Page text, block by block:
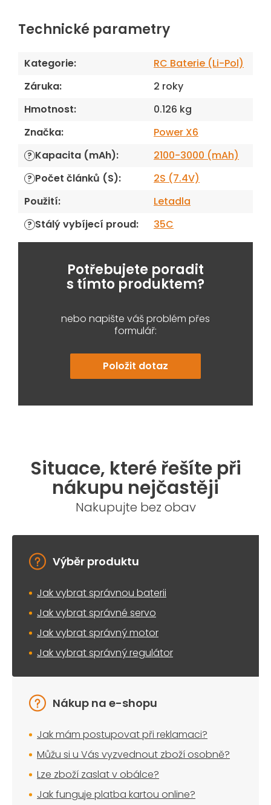
Technické parametry
Kategorie:
RC Baterie (Li-Pol)
Záruka:
2 roky
Hmotnost:
0.126 kg
Značka: Power X6
? Kapacita (mAh): 2100-3000 (mAh)
? Počet článků (S):
2S (7.4V)
Použití: Letadla
? Stálý vybíjecí proud: 35C
Potřebujete poradit
s tímto produktem?
nebo napište váš problém přes
formulář:
Položit dotaz
Situace, které řešíte při
nákupu nejčastěji
Nakupujte bez obav
Výběr produktu
Jak vybrat správnou baterii
Jak vybrat správné servo
Jak vybrat správný motor
Jak vybrat správný regulátor
Nákup na e-shopu
Jak mám postupovat při reklamaci?
Můžu si u Vás vyzvednout zboží osobně?
Lze zboží zaslat v obálce?
Jak funguje platba kartou online?